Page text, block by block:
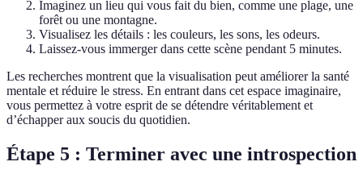
Imaginez un lieu qui vous fait du bien, comme une plage, une
forêt ou une montagne.
Visualisez les détails : les couleurs, les sons, les odeurs.
Laissez-vous immerger dans cette scène pendant 5 minutes.
Les recherches montrent que la visualisation peut améliorer la santé
mentale et réduire le stress. En entrant dans cet espace imaginaire,
vous permettez à votre esprit de se détendre véritablement et
d’échapper aux soucis du quotidien.
Étape 5 : Terminer avec une introspection